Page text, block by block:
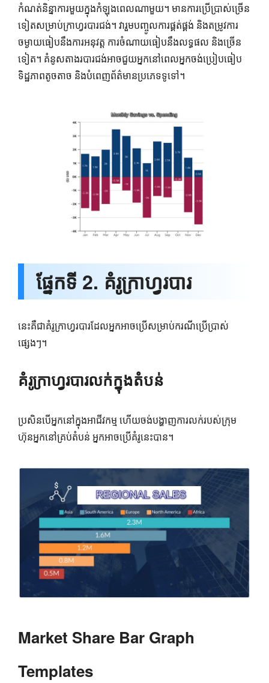
កំណត់និន្នាការមួយក្នុងកំឡុងពេលណាមួយ។ មានការប្រើប្រាស់ច្រើន
ទៀតសម្រាប់ក្រាហ្វរបារជង់។ វារួមបញ្ចូលការផ្គត់ផ្គង់ និងតម្រូវការ
ចម្ងាយធៀបនឹងការអនុវត្ត ការចំណាយធៀបនឹងលទ្ធផល និងច្រើន
ទៀត។ គំនូសតាងរបារជង់អាចជួយអ្នកនៅពេលអ្នកចង់ប្រៀបធៀប
ទិដ្ឋភាពតូចតាច និងបំពេញព័ត៌មានប្រភេទទូទៅ។
ផ្នែកទី 2. គំរូក្រាហ្វរបារ
នេះគឺជាគំរូក្រាហ្វរបារដែលអ្នកអាចប្រើសម្រាប់ករណីប្រើប្រាស់
ផ្សេងៗ។
គំរូក្រាហ្វរបារលក់ក្នុងតំបន់
ប្រសិនបើអ្នកនៅក្នុងអាជីវកម្ម ហើយចង់បង្ហាញការលក់របស់ក្រុម
ហ៊ុនអ្នកនៅគ្រប់តំបន់ អ្នកអាចប្រើគំរូនេះបាន។
Market Share Bar Graph
Templates